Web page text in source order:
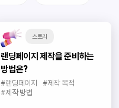
스토리
랜딩페이지 제작을 준비하는
방법은?
#랜딩페이지
#제작 목적
#제작 방법